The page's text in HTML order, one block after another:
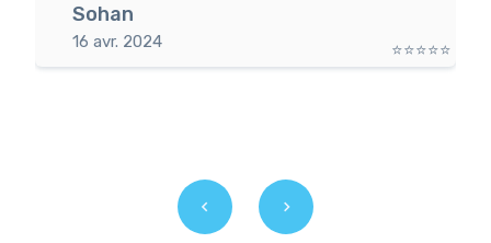
Sohan
16 avr. 2024 ⭐⭐⭐⭐⭐